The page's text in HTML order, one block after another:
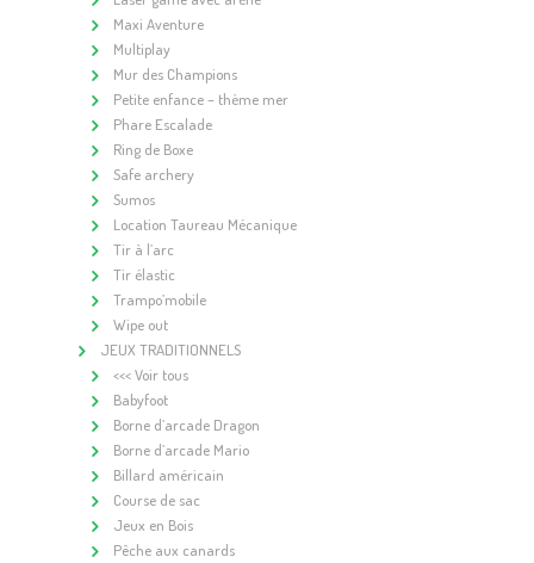
Maxi Aventure
Multiplay
Mur des Champions
Petite enfance – thème mer
Phare Escalade
Ring de Boxe
Safe archery
Sumos
Location Taureau Mécanique
Tir à l’arc
Tir élastic
Trampo’mobile
Wipe out
JEUX TRADITIONNELS
<<< Voir tous
Babyfoot
Borne d’arcade Dragon
Borne d’arcade Mario
Billard américain
Course de sac
Jeux en Bois
Pêche aux canards